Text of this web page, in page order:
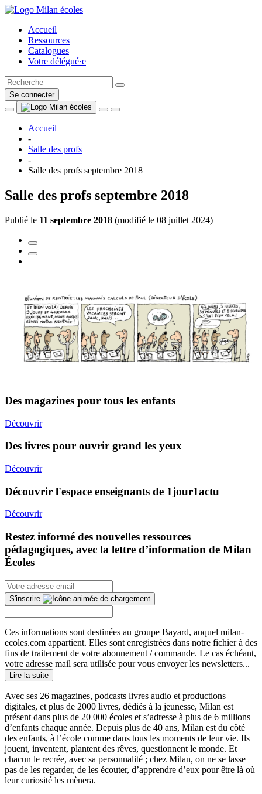
Accueil
Ressources
Catalogues
Votre délégué·e
Se connecter
Accueil
-
Salle des profs
-
Salle des profs septembre 2018
Salle des profs septembre 2018
Publié le 11 septembre 2018 (modifié le 08 juillet 2024)
Des magazines pour tous les enfants
Découvrir
Des livres pour ouvrir grand les yeux
Découvrir
Découvrir l'espace enseignants de 1jour1actu
Découvrir
Restez informé des nouvelles ressources
pédagogiques, avec la lettre d’information de Milan
Écoles
S'inscrire
Ces informations sont destinées au groupe Bayard, auquel milan-
ecoles.com appartient. Elles sont enregistrées dans notre fichier à des
fins de traitement de votre abonnement / commande. Le cas échéant,
votre adresse mail sera utilisée pour vous envoyer les newsletters...
Lire la suite
Avec ses 26 magazines, podcasts livres audio et productions
digitales, et plus de 2000 livres, dédiés à la jeunesse, Milan est
présent dans plus de 20 000 écoles et s’adresse à plus de 6 millions
d’enfants chaque année. Depuis plus de 40 ans, Milan est du côté
des enfants, à l’école comme dans tous les moments de leur vie. Ils
jouent, inventent, plantent des rêves, questionnent le monde. Et
chacun le recrée, avec sa personnalité ; chez Milan, on ne se lasse
pas de les regarder, de les écouter, d’apprendre d’eux pour être là où
leur curiosité les mènera.